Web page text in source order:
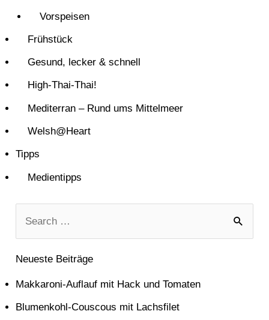
Vorspeisen
Frühstück
Gesund, lecker & schnell
High-Thai-Thai!
Mediterran – Rund ums Mittelmeer
Welsh@Heart
Tipps
Medientipps
c
h
e
Neueste Beiträge
Makkaroni-Auflauf mit Hack und Tomaten
Blumenkohl-Couscous mit Lachsfilet